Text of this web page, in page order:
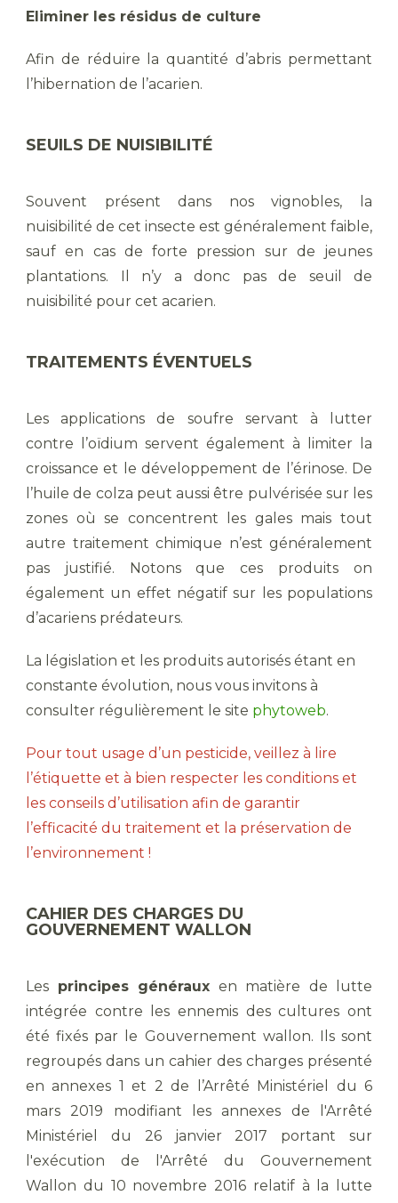
Eliminer les résidus de culture
Afin de réduire la quantité d’abris permettant
l’hibernation de l’acarien.
SEUILS DE NUISIBILITÉ
Souvent présent dans nos vignobles, la
nuisibilité de cet insecte est généralement faible,
sauf en cas de forte pression sur de jeunes
plantations. Il n’y a donc pas de seuil de
nuisibilité pour cet acarien.
TRAITEMENTS ÉVENTUELS
Les applications de soufre servant à lutter
contre l’oïdium servent également à limiter la
croissance et le développement de l’érinose. De
l’huile de colza peut aussi être pulvérisée sur les
zones où se concentrent les gales mais tout
autre traitement chimique n’est généralement
pas justifié. Notons que ces produits on
également un effet négatif sur les populations
d’acariens prédateurs.
La législation et les produits autorisés étant en
constante évolution, nous vous invitons à
consulter régulièrement le site phytoweb.
Pour tout usage d’un pesticide, veillez à lire
l’étiquette et à bien respecter les conditions et
les conseils d’utilisation afin de garantir
l’efficacité du traitement et la préservation de
l’environnement !
CAHIER DES CHARGES DU
GOUVERNEMENT WALLON
Les principes généraux en matière de lutte
intégrée contre les ennemis des cultures ont
été fixés par le Gouvernement wallon. Ils sont
regroupés dans un cahier des charges présenté
en annexes 1 et 2 de l’Arrêté Ministériel du 6
mars 2019 modifiant les annexes de l'Arrêté
Ministériel du 26 janvier 2017 portant sur
l'exécution de l'Arrêté du Gouvernement
Wallon du 10 novembre 2016 relatif à la lutte